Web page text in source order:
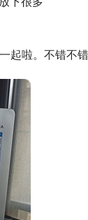
起啦。不错不错